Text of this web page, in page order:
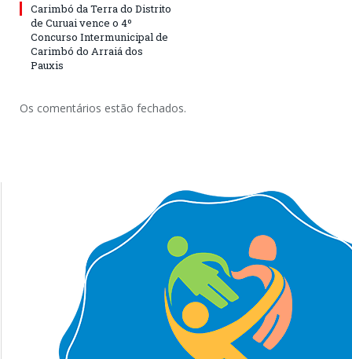
Carimbó da Terra do Distrito
de Curuai vence o 4º
Concurso Intermunicipal de
Carimbó do Arraiá dos
Pauxis
Os comentários estão fechados.